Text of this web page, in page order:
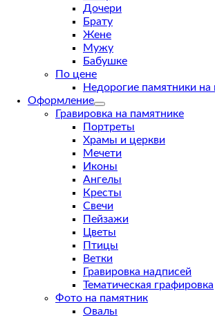
Дочери
Брату
Жене
Мужу
Бабушке
По цене
Недорогие памятники на
Оформление
Гравировка на памятнике
Портреты
Храмы и церкви
Мечети
Иконы
Ангелы
Кресты
Свечи
Пейзажи
Цветы
Птицы
Ветки
Гравировка надписей
Тематическая графировка
Фото на памятник
Овалы